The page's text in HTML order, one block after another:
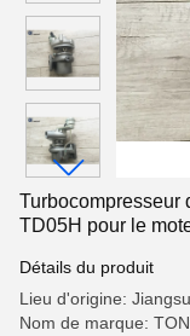
Turbocompresseur
TD05H pour le
Détails du produit
Lieu d'origine:
Nom de marque: